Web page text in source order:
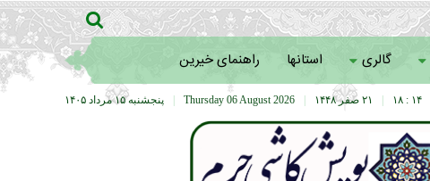
گالری استانها راهنمای خیرین
پنجشنبه ۱۵ مرداد ۱۴۰۵ Thursday 06 August 2026 ۲۱ صفر ۱۴۴۸ ۱۴ : ۱۸